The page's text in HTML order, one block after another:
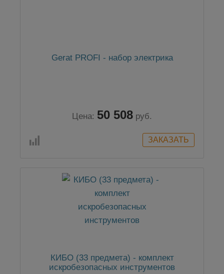
Gerat PROFI - набор электрика
Цена: 50 508 руб.
КИБО (33 предмета) - комплект
искробезопасных инструментов